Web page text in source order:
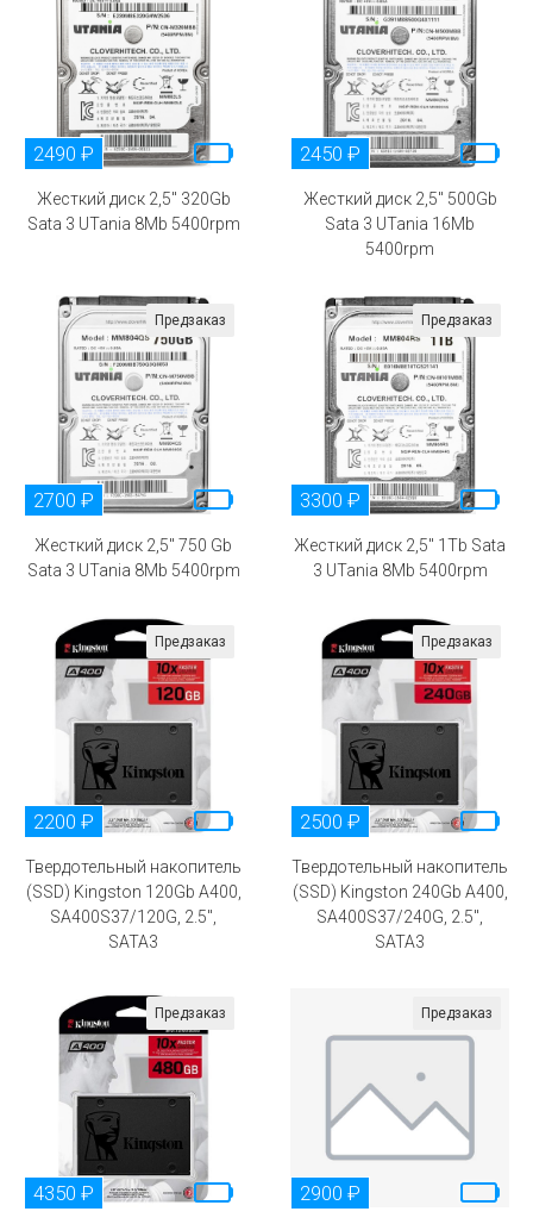
2490 ₽
Жесткий диск 2,5" 320Gb
Sata 3 UTania 8Mb 5400rpm
2450 ₽
Жесткий диск 2,5" 500Gb
Sata 3 UTania 16Mb
5400rpm
Предзаказ
2700 ₽
Жесткий диск 2,5" 750 Gb
Sata 3 UTania 8Mb 5400rpm
Предзаказ
3300 ₽
Жесткий диск 2,5" 1Tb Sata
3 UTania 8Mb 5400rpm
Предзаказ
2200 ₽
Твердотельный накопитель
(SSD) Kingston 120Gb A400,
SA400S37/120G, 2.5",
SATA3
Предзаказ
2500 ₽
Твердотельный накопитель
(SSD) Kingston 240Gb A400,
SA400S37/240G, 2.5",
SATA3
Предзаказ
4350 ₽
Предзаказ
2900 ₽